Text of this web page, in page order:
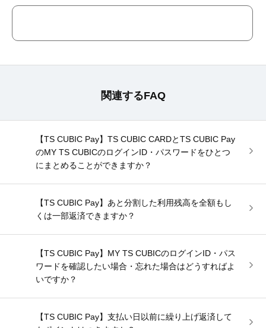
関連するFAQ
【TS CUBIC Pay】TS CUBIC CARDとTS CUBIC Pay
のMY TS CUBICのログインID・パスワードをひとつ
にまとめることができますか？
【TS CUBIC Pay】あと分割した利用残高を全額もし
くは一部返済できますか？
【TS CUBIC Pay】MY TS CUBICのログインID・パス
ワードを確認したい場合・忘れた場合はどうすればよ
いですか？
【TS CUBIC Pay】支払い日以前に繰り上げ返済して